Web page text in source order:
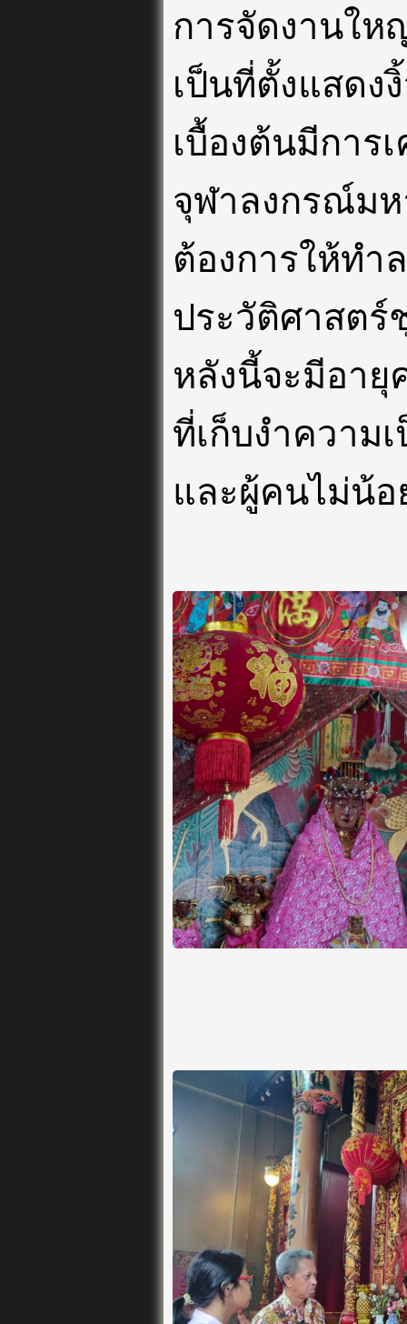
การจัดงานให
เป็นที่ตั้งแสดง
เบื้องต้นมีการ
จุฬาลงกรณ์ม
ต้องการให้ทำ
ประวัติศาสตร์
หลังนี้จะมีอายุ
ที่เก็บงำความ
และผู้คนไม่น้อ